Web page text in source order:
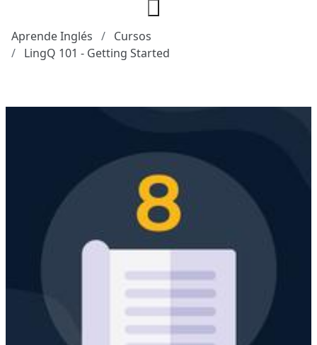
Aprende Inglés
Cursos
LingQ 101 - Getting Started